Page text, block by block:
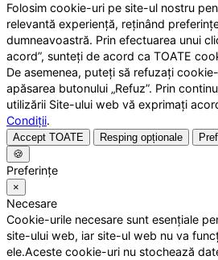
Folosim cookie-uri pe site-ul nostru
relevantă experiență, reținând
dumneavoastră. Prin efectuarea unui
acord”, sunteți de acord ca TOATE
De asemenea, puteți să refuzați
apăsarea butonului „Refuz”. Prin
utilizării Site-ului web vă exprimați
Condiții.
Accept TOATE Resping opționale
🍪
Preferințe
×
Necesare
Cookie-urile necesare sunt esențiale
site-ului web, iar site-ul web nu va
ele.Aceste cookie-uri nu stochează